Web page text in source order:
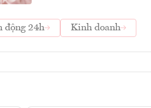
động 24h Kinh doanh